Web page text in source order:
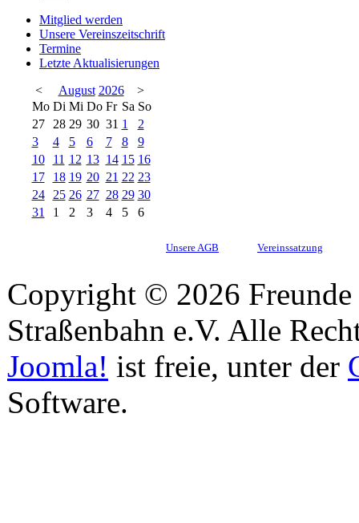
Mitglied werden
Unsere Vereinszeitschrift
Termine
Letzte Aktualisierungen
<
August 2026
>
Mo Di Mi Do Fr Sa So
27
28 29 30 31 1
2
3
4 5 6 7 8
9
10
11 12 13 14 15 16
17
18 19 20 21 22 23
24
25 26 27 28 29 30
31
1 2 3 4 5 6
Unsere AGB Vereinssatzung
Copyright © 2026
Straßenbahn e.V. Alle
Joomla! ist freie, unter der
Software.